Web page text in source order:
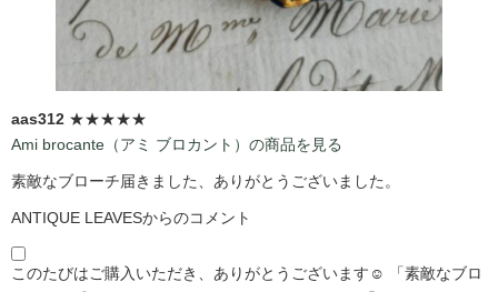
aas312 ★★★★★
Ami brocante（アミ ブロカント）の商品を見る
素敵なブローチ届きました、ありがとうございました。
ANTIQUE LEAVESからのコメント
このたびはご購入いただき、ありがとうございます☺️ 「素敵なブロ